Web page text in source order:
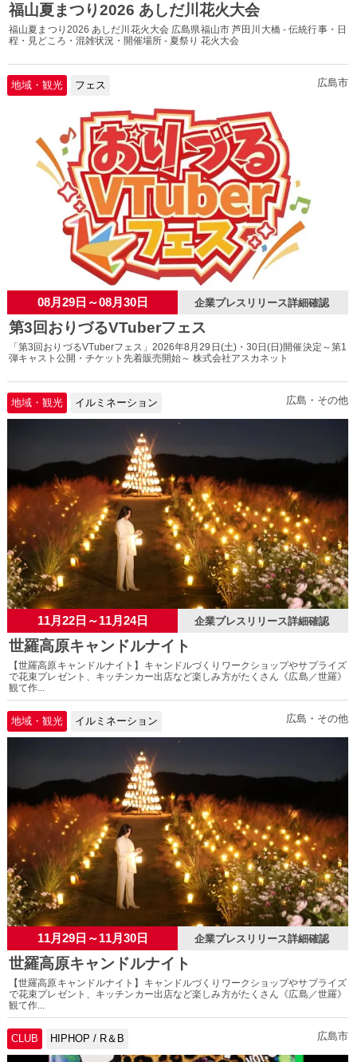
福山夏まつり2026 あしだ川花火大会
福山夏まつり2026 あしだ川花火大会 広島県福山市 芦田川大橋 - 伝統行事・日
程・見どころ・混雑状況・開催場所 - 夏祭り 花火大会
地域・観光 フェス 広島市
08月29日～08月30日 企業プレスリリース詳細確認
第3回おりづるVTuberフェス
「第3回おりづるVTuberフェス」2026年8月29日(土)・30日(日)開催決定～第1
弾キャスト公開・チケット先着販売開始～ 株式会社アスカネット
地域・観光 イルミネーション 広島・その他
11月22日～11月24日 企業プレスリリース詳細確認
世羅高原キャンドルナイト
【世羅高原キャンドルナイト】キャンドルづくりワークショップやサプライズ
で花束プレゼント、キッチンカー出店など楽しみ方がたくさん《広島／世羅》
観て作...
地域・観光 イルミネーション 広島・その他
11月29日～11月30日 企業プレスリリース詳細確認
世羅高原キャンドルナイト
【世羅高原キャンドルナイト】キャンドルづくりワークショップやサプライズ
で花束プレゼント、キッチンカー出店など楽しみ方がたくさん《広島／世羅》
観て作...
CLUB HIPHOP / R＆B 広島市